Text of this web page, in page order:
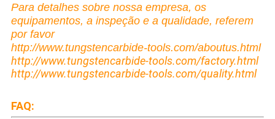
Para detalhes sobre nossa empresa, os
equipamentos, a inspeção e a qualidade, referem
por favor
http://www.tungstencarbide-tools.com/aboutus.html
http://www.tungstencarbide-tools.com/factory.html
http://www.tungstencarbide-tools.com/quality.html
FAQ: